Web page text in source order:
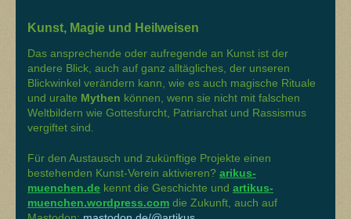
Kunst, Magie und Heilweisen
Das ansprechende oder aufregende an Kunst ist der
andere Blick, auch auf ganz alltägliches, der unseren
Blickwinkel verändern kann, wie es auch magische Rituale
und uralte Mythen können, wenn sie nicht mit falschen
Weltbildern wie Gottesfurcht, Patriarchat und Rassismus
vergiftet sind.
Für den Austausch und zukünftige Projekte einen
bestehenden Kunst-Verein aktivieren? arikus-
muenchen.de kennt die Geschichte und artikus-
muenchen.wordpress.com die Zukunft, auch auf